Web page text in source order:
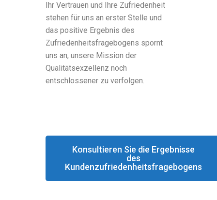
Ihr Vertrauen und Ihre Zufriedenheit
stehen für uns an erster Stelle und
das positive Ergebnis des
Zufriedenheitsfragebogens spornt
uns an, unsere Mission der
Qualitätsexzellenz noch
entschlossener zu verfolgen.
Konsultieren Sie die Ergebnisse
des
Kundenzufriedenheitsfragebogens